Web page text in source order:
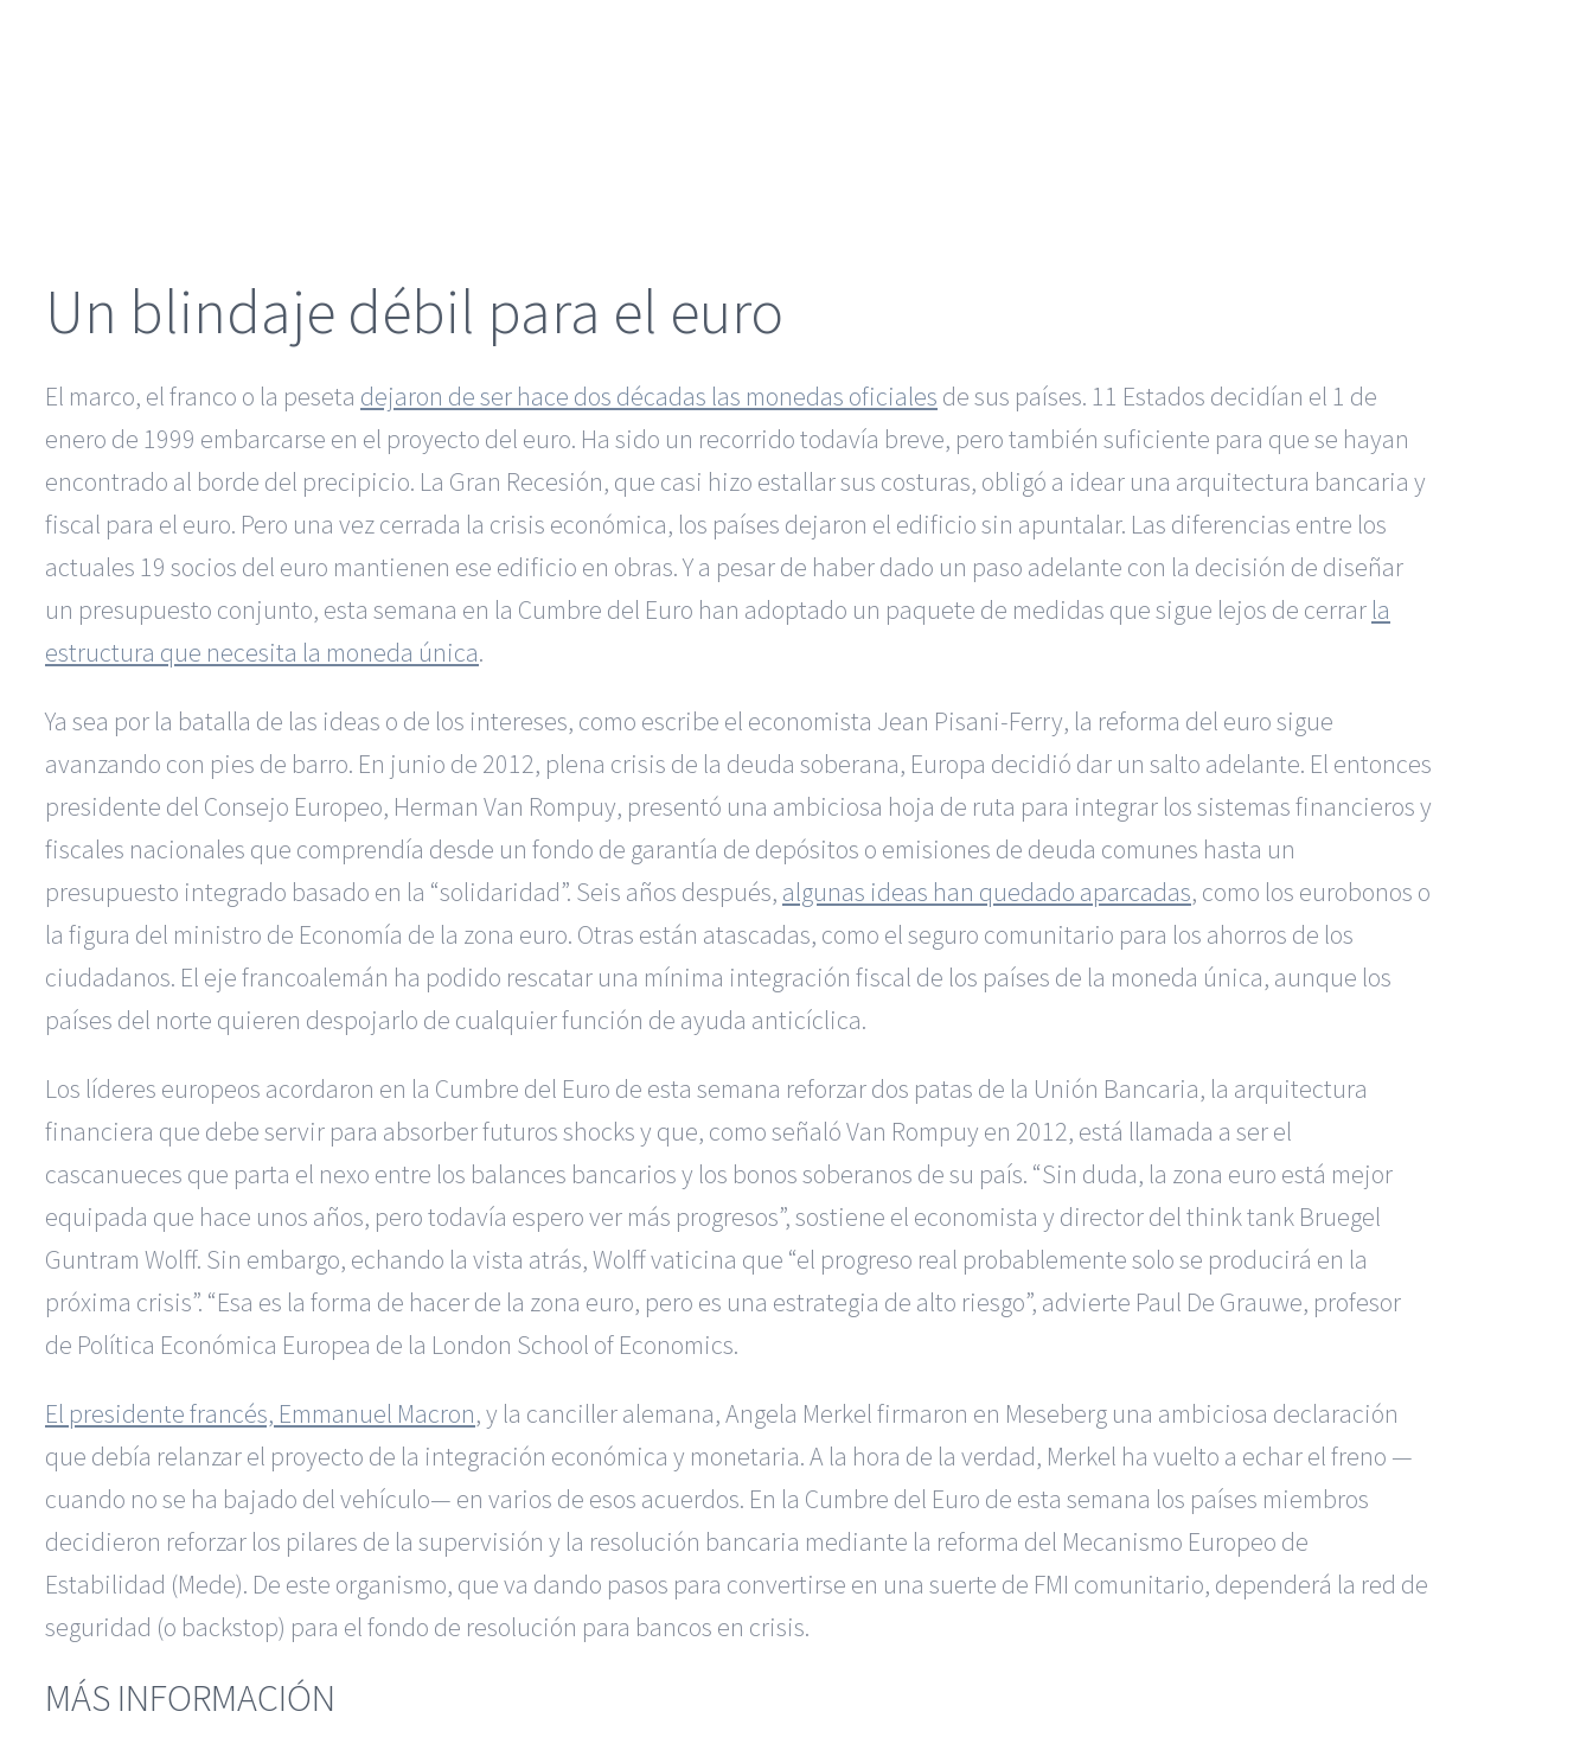
Un blindaje débil para el euro
El marco, el franco o la peseta dejaron de ser hace dos décadas las monedas oficiales de sus países. 11 Estados decidían el 1 de
enero de 1999 embarcarse en el proyecto del euro. Ha sido un recorrido todavía breve, pero también suficiente para que se hayan
encontrado al borde del precipicio. La Gran Recesión, que casi hizo estallar sus costuras, obligó a idear una arquitectura bancaria y
fiscal para el euro. Pero una vez cerrada la crisis económica, los países dejaron el edificio sin apuntalar. Las diferencias entre los
actuales 19 socios del euro mantienen ese edificio en obras. Y a pesar de haber dado un paso adelante con la decisión de diseñar
un presupuesto conjunto, esta semana en la Cumbre del Euro han adoptado un paquete de medidas que sigue lejos de cerrar la
estructura que necesita la moneda única.
Ya sea por la batalla de las ideas o de los intereses, como escribe el economista Jean Pisani-Ferry, la reforma del euro sigue
avanzando con pies de barro. En junio de 2012, plena crisis de la deuda soberana, Europa decidió dar un salto adelante. El entonces
presidente del Consejo Europeo, Herman Van Rompuy, presentó una ambiciosa hoja de ruta para integrar los sistemas financieros y
fiscales nacionales que comprendía desde un fondo de garantía de depósitos o emisiones de deuda comunes hasta un
presupuesto integrado basado en la “solidaridad”. Seis años después, algunas ideas han quedado aparcadas, como los eurobonos o
la figura del ministro de Economía de la zona euro. Otras están atascadas, como el seguro comunitario para los ahorros de los
ciudadanos. El eje francoalemán ha podido rescatar una mínima integración fiscal de los países de la moneda única, aunque los
países del norte quieren despojarlo de cualquier función de ayuda anticíclica.
Los líderes europeos acordaron en la Cumbre del Euro de esta semana reforzar dos patas de la Unión Bancaria, la arquitectura
financiera que debe servir para absorber futuros shocks y que, como señaló Van Rompuy en 2012, está llamada a ser el
cascanueces que parta el nexo entre los balances bancarios y los bonos soberanos de su país. “Sin duda, la zona euro está mejor
equipada que hace unos años, pero todavía espero ver más progresos”, sostiene el economista y director del think tank Bruegel
Guntram Wolff. Sin embargo, echando la vista atrás, Wolff vaticina que “el progreso real probablemente solo se producirá en la
próxima crisis”. “Esa es la forma de hacer de la zona euro, pero es una estrategia de alto riesgo”, advierte Paul De Grauwe, profesor
de Política Económica Europea de la London School of Economics.
El presidente francés, Emmanuel Macron, y la canciller alemana, Angela Merkel firmaron en Meseberg una ambiciosa declaración
que debía relanzar el proyecto de la integración económica y monetaria. A la hora de la verdad, Merkel ha vuelto a echar el freno —
cuando no se ha bajado del vehículo— en varios de esos acuerdos. En la Cumbre del Euro de esta semana los países miembros
decidieron reforzar los pilares de la supervisión y la resolución bancaria mediante la reforma del Mecanismo Europeo de
Estabilidad (Mede). De este organismo, que va dando pasos para convertirse en una suerte de FMI comunitario, dependerá la red de
seguridad (o backstop) para el fondo de resolución para bancos en crisis.
MÁS INFORMACIÓN